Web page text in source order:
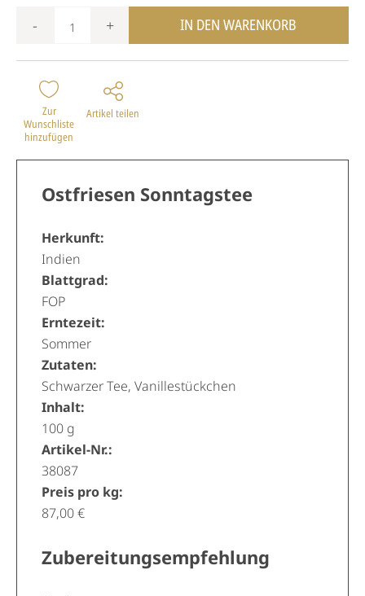
+
- IN DEN WARENKORB
Zur
Wunschliste
hinzufügen
Artikel teilen
Ostfriesen Sonntagstee
Herkunft:
Indien
Blattgrad:
FOP
Erntezeit:
Sommer
Zutaten:
Schwarzer Tee, Vanillestückchen
Inhalt:
100 g
Artikel-Nr.:
38087
Preis pro kg:
87,00 €
Zubereitungsempfehlung